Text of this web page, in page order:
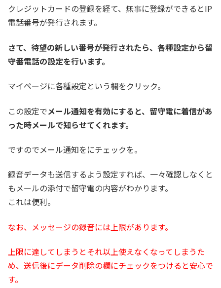
クレジットカードの登録を経て、無事に登録ができるとIP
電話番号が発行されます。
さて、待望の新しい番号が発行されたら、各種設定から留
守番電話の設定を行います。
マイページに各種設定という欄をクリック。
この設定でメール通知を有効にすると、留守電に着信があ
った時メールで知らせてくれます。
ですのでメール通知をにチェックを。
録音データも送信するよう設定すれば、一々確認しなくと
もメールの添付で留守電の内容がわかります。
これは便利。
なお、メッセージの録音には上限があります。
上限に達してしまうとそれ以上使えなくなってしまうた
め、送信後にデータ削除の欄にチェックをつけると安心で
す。